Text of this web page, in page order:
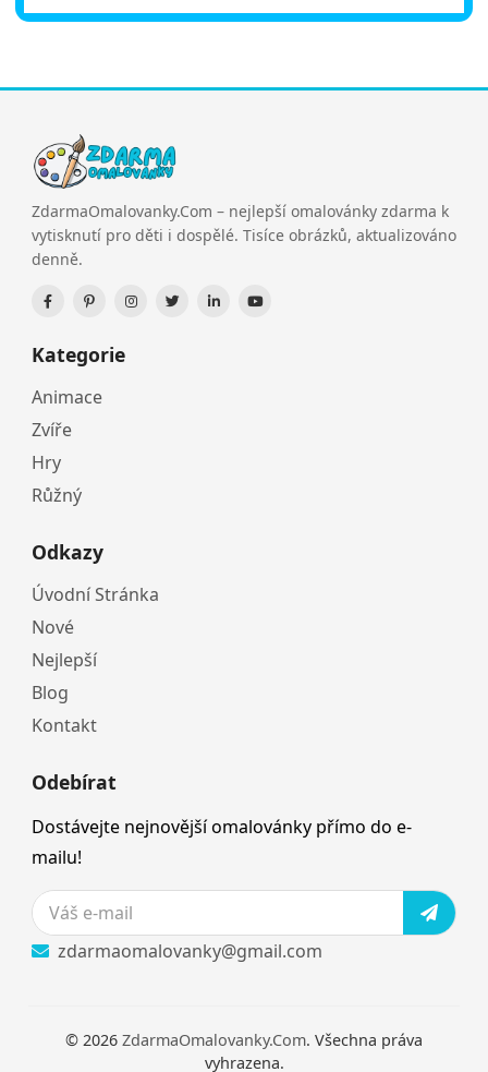
ZdarmaOmalovanky.Com – nejlepší omalovánky zdarma k
vytisknutí pro děti i dospělé. Tisíce obrázků, aktualizováno
denně.
Kategorie
Animace
Zvíře
Hry
Růžný
Odkazy
Úvodní Stránka
Nové
Nejlepší
Blog
Kontakt
Odebírat
Dostávejte nejnovější omalovánky přímo do e-
mailu!
zdarmaomalovanky@gmail.com
© 2026 ZdarmaOmalovanky.Com. Všechna práva
vyhrazena.